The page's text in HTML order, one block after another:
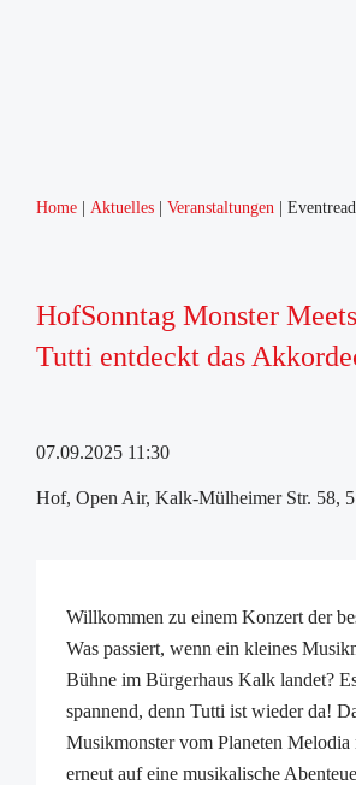
Home Aktuelles Veranstaltungen
HofSonntag Monster
Tutti entdeckt das
07.09.2025 11:30
Hof, Open Air, Kalk-Mülheimer Str. 58,
Willkommen zu einem Konzert der
Was passiert, wenn ein kleines
Bühne im Bürgerhaus Kalk landet?
spannend, denn Tutti ist wieder da!
Musikmonster vom Planeten Melodia
erneut auf eine musikalische